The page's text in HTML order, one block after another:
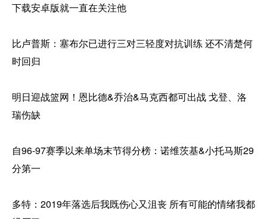
下载安卓版就一直在关注他
比卢普斯：塞布尔已进行三对三轻度对抗训练 还不清楚何
时回归
明日迎战篮网！恩比德&乔治&马克西都可出战 戈登、洛
瑞伤缺
自96-97赛季以来单场末节得分榜：诺维茨基&小托马斯29
分第一
多特：2019年落选后我既伤心又沮丧 所有可能的情绪我都